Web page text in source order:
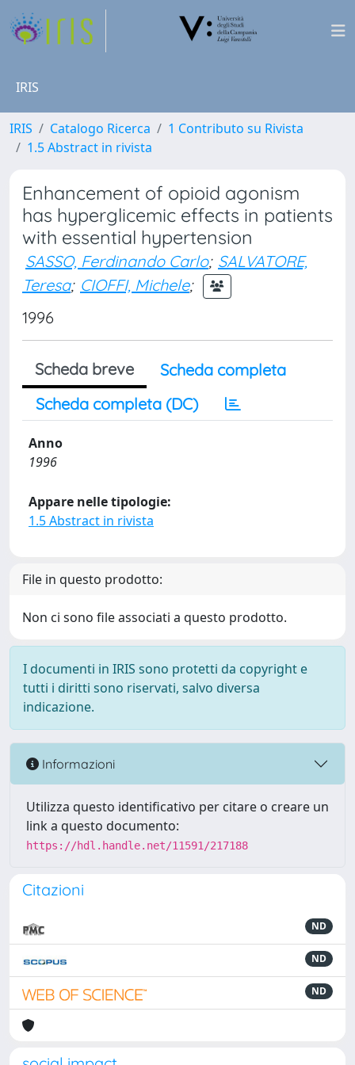
IRIS
IRIS Catalogo Ricerca
1 Contributo su Rivista
1.5 Abstract in rivista
Enhancement of opioid agonism
has hyperglicemic effects in patients
with essential hypertension
SASSO, Ferdinando Carlo; SALVATORE,
Teresa; CIOFFI, Michele;
1996
Scheda breve
Scheda completa
Scheda completa (DC)
Anno
1996
Appare nelle tipologie:
1.5 Abstract in rivista
File in questo prodotto:
Non ci sono file associati a questo prodotto.
I documenti in IRIS sono protetti da copyright e
tutti i diritti sono riservati, salvo diversa
indicazione.
Informazioni
Utilizza questo identificativo per citare o creare un
link a questo documento:
https://hdl.handle.net/11591/217188
Citazioni
ND
ND
ND